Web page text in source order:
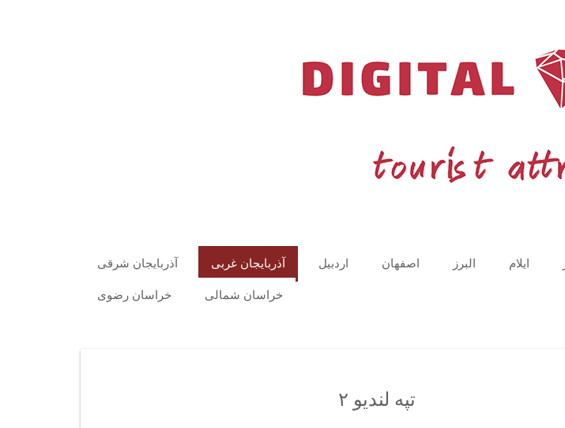
آذربایجان شرقی آذربایجان غربی اردبیل اصفهان البرز ایلام
خراسان رضوی خراسان شمالی
تپه لندیو ۲